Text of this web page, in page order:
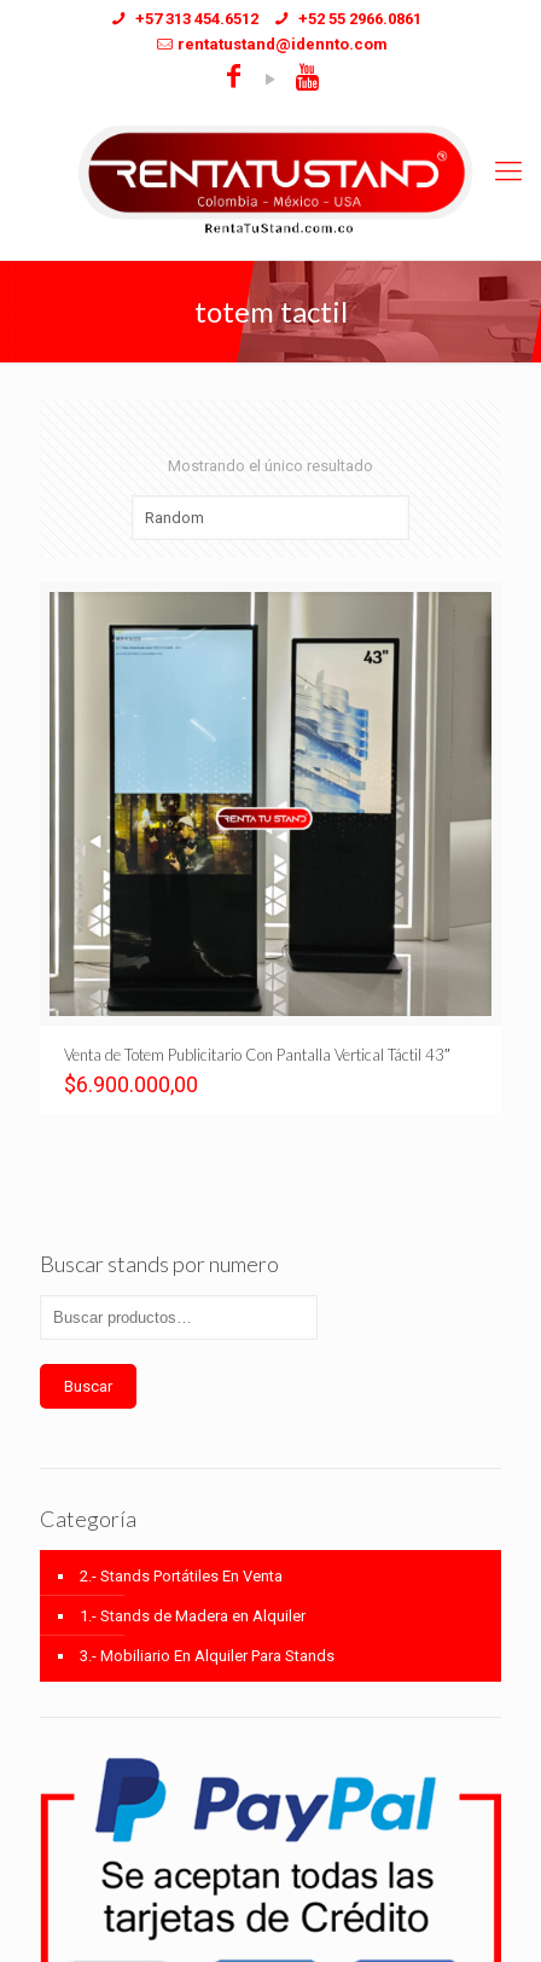
+57 313 454.6512
+52 55 2966.0861
rentatustand@idennto.com
totem tactil
Mostrando el único resultado
Venta de Totem Publicitario Con Pantalla Vertical Táctil 43″
$6.900.000,00
Buscar stands por numero
Buscar
Categoría
2.- Stands Portátiles En Venta
1.- Stands de Madera en Alquiler
3.- Mobiliario En Alquiler Para Stands